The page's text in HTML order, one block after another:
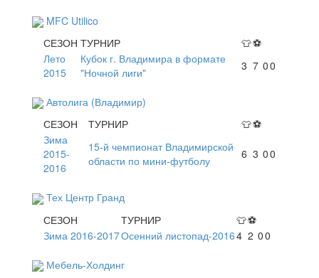
MFC Utilico
СЕЗОН ТУРНИР 👕⚽
Лето
2015
Кубок г. Владимира в формате
"Ночной лиги"
3 7 00
Автолига (Владимир)
СЕЗОН
ТУРНИР 👕⚽
Зима
2015-
2016
15-й чемпионат Владимирской
области по мини-футболу
6 3 00
Тех Центр Гранд
СЕЗОН
ТУРНИР 👕⚽
Зима 2016-2017Осенний листопад-20164 2 00
Мебель-Холдинг